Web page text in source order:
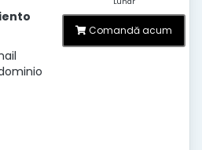
Comandă acum